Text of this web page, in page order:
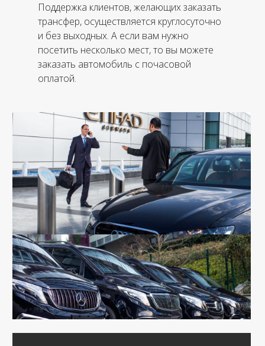
Поддержка клиентов, желающих заказать
трансфер, осуществляется круглосуточно
и без выходных. А если вам нужно
посетить несколько мест, то вы можете
заказать автомобиль с почасовой
оплатой.